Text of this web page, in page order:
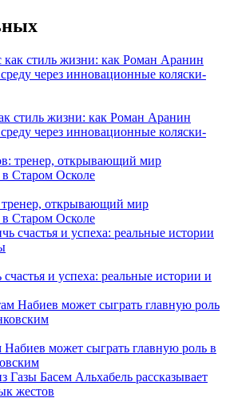
стиль жизни: как Роман Аранин
через инновационные коляски-
открывающий мир
Старом Осколе
и успеха: реальные истории и
может сыграть главную роль в